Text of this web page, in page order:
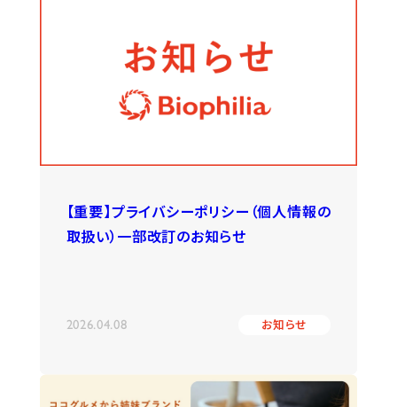
【重要】プライバシーポリシー（個人情報の
取扱い）一部改訂のお知らせ
2026.04.08 お知らせ